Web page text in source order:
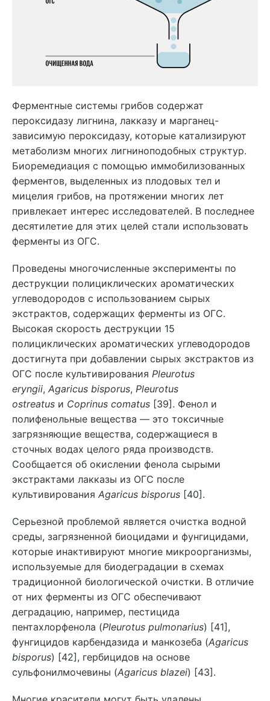
Ферментные системы грибов содержат
пероксидазу лигнина, лакказу и марганец-
зависимую пероксидазу, которые катализируют
метаболизм многих лигниноподобных структур.
Биоремедиация с помощью иммобилизованных
ферментов, выделенных из плодовых тел и
мицелия грибов, на протяжении многих лет
привлекает интерес исследователей. В последнее
десятилетие для этих целей стали использовать
ферменты из ОГС.
Проведены многочисленные эксперименты по
деструкции полициклических ароматических
углеводородов с использованием сырых
экстрактов, содержащих ферменты из ОГС.
Высокая скорость деструкции 15
полициклических ароматических углеводородов
достигнута при добавлении сырых экстрактов из
ОГС после культивирования Pleurotus
eryngii, Agaricus bisporus, Pleurotus
ostreatus и Coprinus comatus [39]. Фенол и
полифенольные вещества — это токсичные
загрязняющие вещества, содержащиеся в
сточных водах целого ряда производств.
Сообщается об окислении фенола сырыми
экстрактами лакказы из ОГС после
культивирования Agaricus bisporus [40].
Серьезной проблемой является очистка водной
среды, загрязненной биоцидами и фунгицидами,
которые инактивируют многие микроорганизмы,
используемые для биодеградации в схемах
традиционной биологической очистки. В отличие
от них ферменты из ОГС обеспечивают
деградацию, например, пестицида
пентахлорфенола (Pleurotus pulmonarius) [41],
фунгицидов карбендазида и манкозеба (Agaricus
bisporus) [42], гербицидов на основе
сульфонилмочевины (Agaricus blazei) [43].